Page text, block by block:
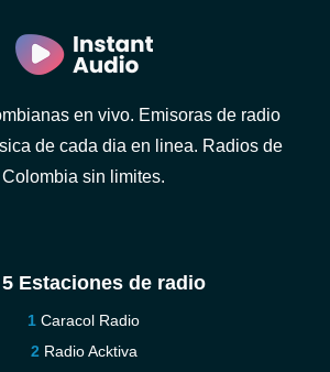
en vivo. Emisoras de radio
de cada dia en linea. Radios de
Colombia sin limites.
Estaciones de radio
Caracol Radio
Radio Acktiva